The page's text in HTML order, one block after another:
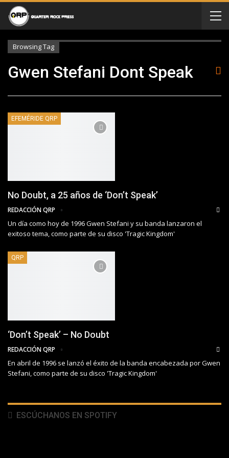
Browsing Tag
Gwen Stefani Dont Speak
EFEMÉRIDE QRP
No Doubt, a 25 años de ‘Don’t Speak’
REDACCIÓN QRP
Un día como hoy de 1996 Gwen Stefani y su banda lanzaron el
exitoso tema, como parte de su disco 'Tragic Kingdom'
QRP
‘Don’t Speak’ – No Doubt
REDACCIÓN QRP
En abril de 1996 se lanzó el éxito de la banda encabezada por Gwen
Stefani, como parte de su disco 'Tragic Kingdom'
ESCÚCHANOS EN SPOTIFY